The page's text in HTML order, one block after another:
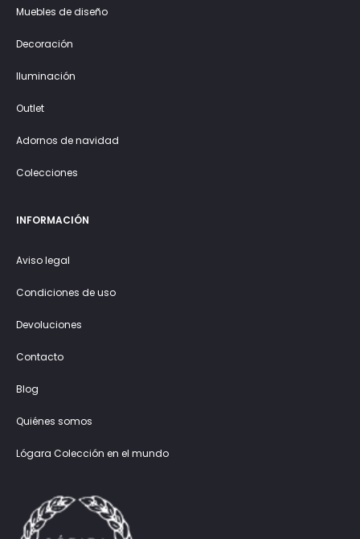
Muebles de diseño
Decoración
Iluminación
Outlet
Adornos de navidad
Colecciones
INFORMACIÓN
Aviso legal
Condiciones de uso
Devoluciones
Contacto
Blog
Quiénes somos
Lógara Colección en el mundo